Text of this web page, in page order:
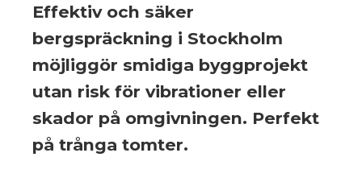
Effektiv och säker
bergspräckning i Stockholm
möjliggör smidiga byggprojekt
utan risk för vibrationer eller
skador på omgivningen. Perfekt
på trånga tomter.